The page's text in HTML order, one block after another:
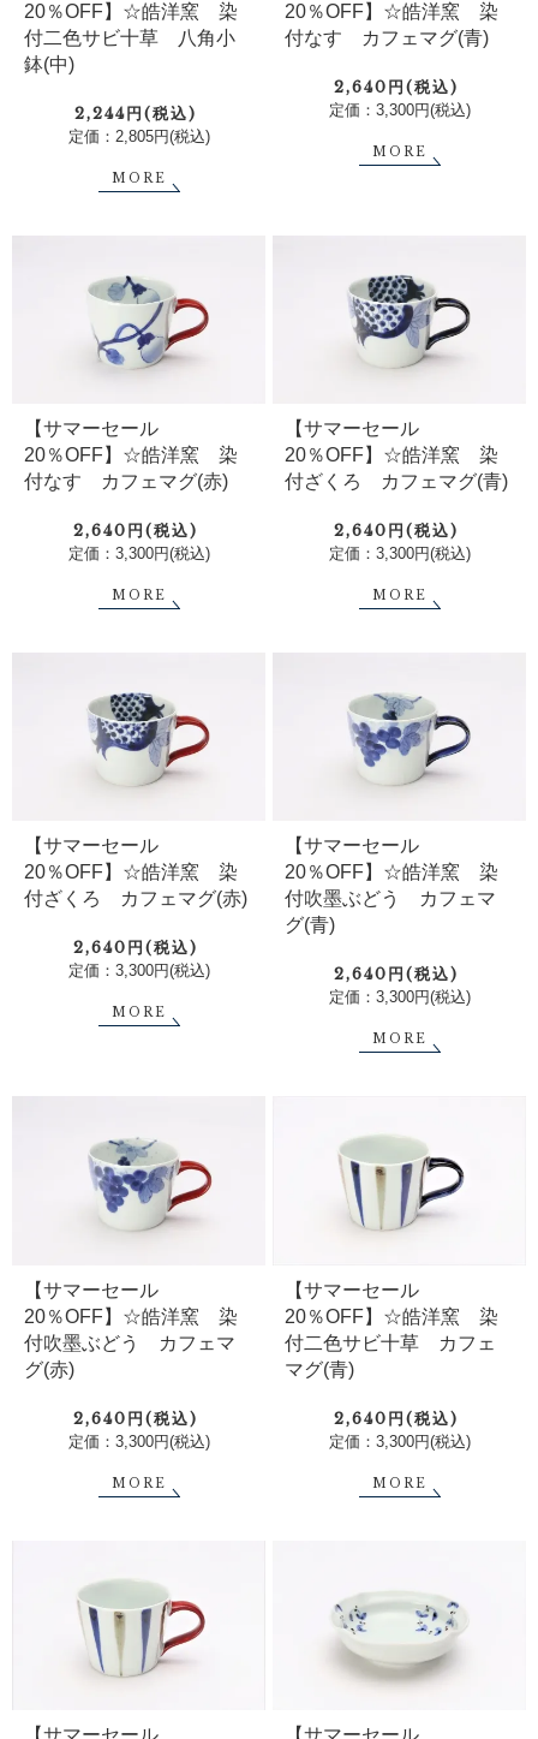
20％OFF】☆皓洋窯 染
付二色サビ十草 八角小
鉢(中)
2,244円(税込)
定価：2,805円(税込)
MORE
20％OFF】☆皓洋窯 染
付なす カフェマグ(青)
2,640円(税込)
定価：3,300円(税込)
MORE
【サマーセール
20％OFF】☆皓洋窯 染
付なす カフェマグ(赤)
2,640円(税込)
定価：3,300円(税込)
MORE
【サマーセール
20％OFF】☆皓洋窯 染
付ざくろ カフェマグ(青)
2,640円(税込)
定価：3,300円(税込)
MORE
【サマーセール
20％OFF】☆皓洋窯 染
付ざくろ カフェマグ(赤)
2,640円(税込)
定価：3,300円(税込)
MORE
【サマーセール
20％OFF】☆皓洋窯 染
付吹墨ぶどう カフェマ
グ(青)
2,640円(税込)
定価：3,300円(税込)
MORE
【サマーセール
20％OFF】☆皓洋窯 染
付吹墨ぶどう カフェマ
グ(赤)
2,640円(税込)
定価：3,300円(税込)
MORE
【サマーセール
20％OFF】☆皓洋窯 染
付二色サビ十草 カフェ
マグ(青)
2,640円(税込)
定価：3,300円(税込)
MORE
【サマーセール
【サマーセール